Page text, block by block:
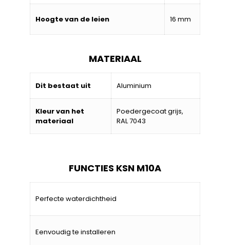
Hoogte van de leien 16 mm
MATERIAAL
Dit bestaat uit Aluminium
Kleur van het
materiaal
Poedergecoat grijs,
RAL 7043
FUNCTIES KSN M10A
Perfecte waterdichtheid
Eenvoudig te installeren